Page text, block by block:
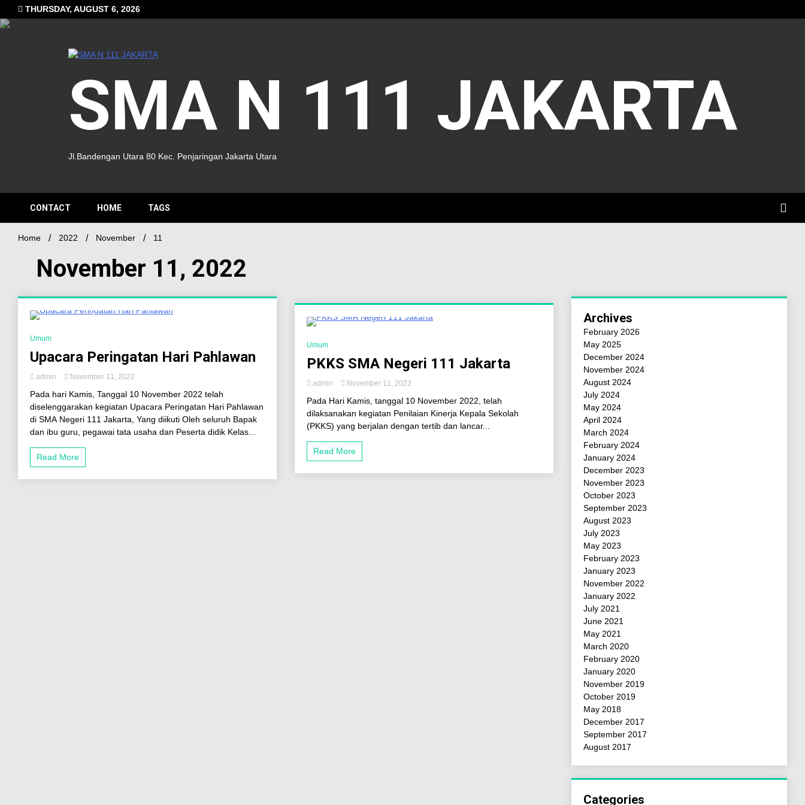
THURSDAY, AUGUST 6, 2026
SMA N 111 JAKARTA
Jl.Bandengan Utara 80 Kec. Penjaringan Jakarta Utara
CONTACT HOME TAGS
Home 2022 November 11
November 11, 2022
Umum
Upacara Peringatan Hari Pahlawan
admin November 11, 2022
Pada hari Kamis, Tanggal 10 November 2022 telah
diselenggarakan kegiatan Upacara Peringatan Hari Pahlawan
di SMA Negeri 111 Jakarta, Yang diikuti Oleh seluruh Bapak
dan ibu guru, pegawai tata usaha dan Peserta didik Kelas...
Read More
Umum
PKKS SMA Negeri 111 Jakarta
admin November 11, 2022
Pada Hari Kamis, tanggal 10 November 2022, telah
dilaksanakan kegiatan Penilaian Kinerja Kepala Sekolah
(PKKS) yang berjalan dengan tertib dan lancar...
Read More
Archives
February 2026
May 2025
December 2024
November 2024
August 2024
July 2024
May 2024
April 2024
March 2024
February 2024
January 2024
December 2023
November 2023
October 2023
September 2023
August 2023
July 2023
May 2023
February 2023
January 2023
November 2022
January 2022
July 2021
June 2021
May 2021
March 2020
February 2020
January 2020
November 2019
October 2019
May 2018
December 2017
September 2017
August 2017
Categories